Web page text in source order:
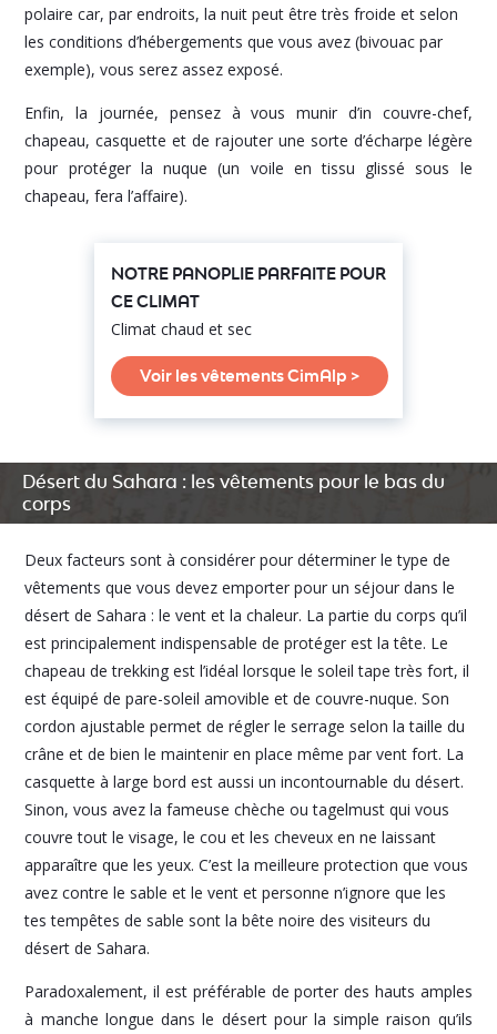
polaire car, par endroits, la nuit peut être très froide et selon
les conditions d’hébergements que vous avez (bivouac par
exemple), vous serez assez exposé.
Enfin, la journée, pensez à vous munir d’in couvre-chef,
chapeau, casquette et de rajouter une sorte d’écharpe légère
pour protéger la nuque (un voile en tissu glissé sous le
chapeau, fera l’affaire).
NOTRE PANOPLIE PARFAITE POUR
CE CLIMAT
Climat chaud et sec
Voir les vêtements CimAlp >
Désert du Sahara : les vêtements pour le bas du
corps
Deux facteurs sont à considérer pour déterminer le type de
vêtements que vous devez emporter pour un séjour dans le
désert de Sahara : le vent et la chaleur. La partie du corps qu’il
est principalement indispensable de protéger est la tête. Le
chapeau de trekking est l’idéal lorsque le soleil tape très fort, il
est équipé de pare-soleil amovible et de couvre-nuque. Son
cordon ajustable permet de régler le serrage selon la taille du
crâne et de bien le maintenir en place même par vent fort. La
casquette à large bord est aussi un incontournable du désert.
Sinon, vous avez la fameuse chèche ou tagelmust qui vous
couvre tout le visage, le cou et les cheveux en ne laissant
apparaître que les yeux. C’est la meilleure protection que vous
avez contre le sable et le vent et personne n’ignore que les
tes tempêtes de sable sont la bête noire des visiteurs du
désert de Sahara.
Paradoxalement, il est préférable de porter des hauts amples
à manche longue dans le désert pour la simple raison qu’ils